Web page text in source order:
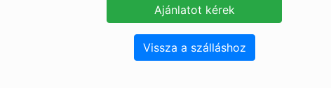
Vissza a szálláshoz